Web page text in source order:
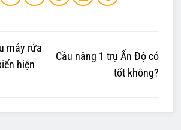
máy rửa
hiện
Cầu nâng 1 trụ Ấn Độ có
tốt không?